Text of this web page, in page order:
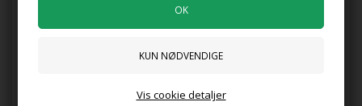
Vis cookie detaljer